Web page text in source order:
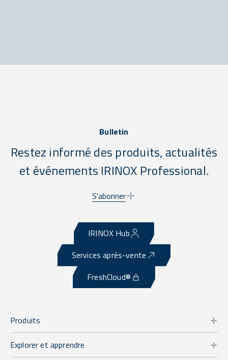
Bulletin
Restez informé des produits, actualités
et événements IRINOX Professional.
S'abonner
IRINOX Hub
Services après-vente
FreshCloud®
Produits
Explorer et apprendre